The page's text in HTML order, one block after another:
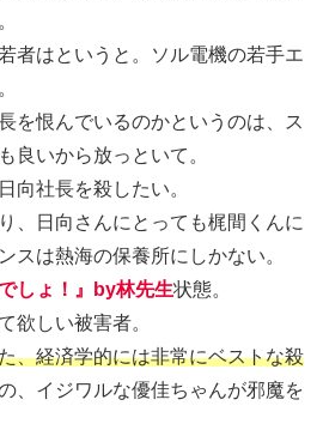
者はというと。ソル電機の若手エ
を恨んでいるのかというのは、ス
良いから放っといて。
向社長を殺したい。
、日向さんにとっても梶間くんに
スは熱海の保養所にしかない。
しょ！』by林先生状態。
欲しい被害者。
、経済学的には非常にベストな殺
、イジワルな優佳ちゃんが邪魔を